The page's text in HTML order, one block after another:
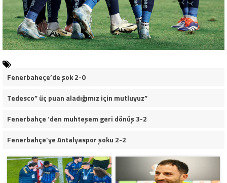
Fenerbaheçe’de şok 2-0
Tedesco” üç puan aladığımız için mutluyuz”
Fenerbahçe ‘den muhteşem geri dönüş 3-2
Fenerbahçe’ye Antalyaspor şoku 2-2